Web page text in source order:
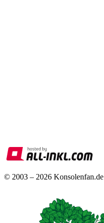
© 2003 – 2026 Konsolenfan.de